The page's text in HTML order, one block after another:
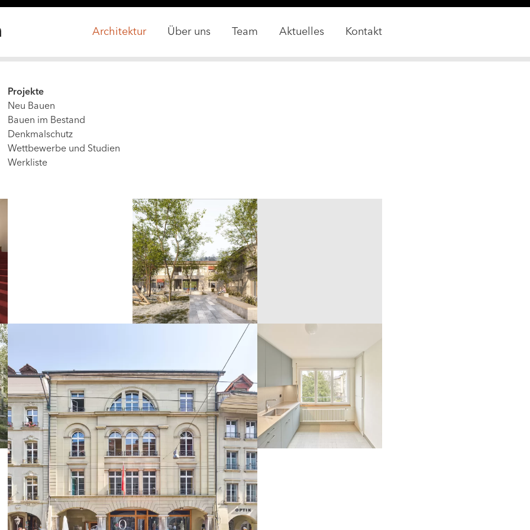
Main
(active,
Architektur Über uns Team Aktuelles Kontakt
Projekte
Neu Bauen
Bauen im Bestand
Denkmalschutz
Wettbewerbe und Studien
Werkliste